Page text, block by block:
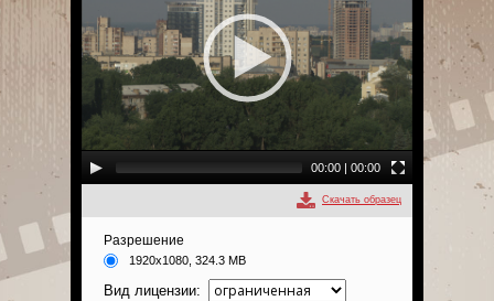
00:00 | 00:00
Скачать образец
Разрешение
1920x1080, 324.3 MB
Вид лицензии: